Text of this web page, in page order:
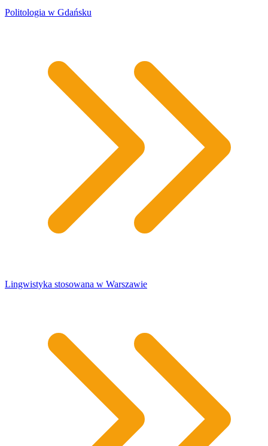
Politologia w Gdańsku
Lingwistyka stosowana w Warszawie